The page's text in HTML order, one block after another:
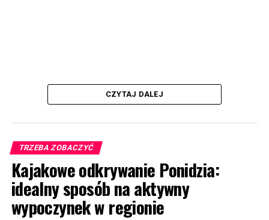
CZYTAJ DALEJ
TRZEBA ZOBACZYĆ
Kajakowe odkrywanie Ponidzia:
idealny sposób na aktywny
wypoczynek w regionie